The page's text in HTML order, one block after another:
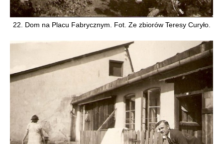
22. Dom na Placu Fabrycznym. Fot. Ze zbiorów Teresy Curyło.